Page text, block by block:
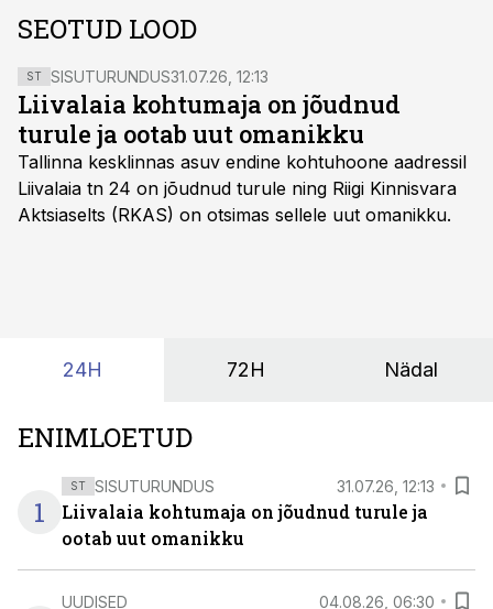
SEOTUD LOOD
ST SISUTURUNDUS31.07.26, 12:13
Liivalaia kohtumaja on jõudnud
turule ja ootab uut omanikku
Tallinna kesklinnas asuv endine kohtuhoone aadressil
Liivalaia tn 24 on jõudnud turule ning Riigi Kinnisvara
Aktsiaselts (RKAS) on otsimas sellele uut omanikku.
24H 72H Nädal
ENIMLOETUD
1
ST SISUTURUNDUS 31.07.26, 12:13
Liivalaia kohtumaja on jõudnud turule ja
ootab uut omanikku
UUDISED 04.08.26, 06:30